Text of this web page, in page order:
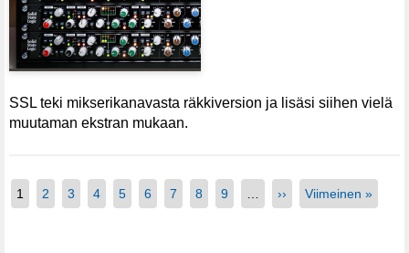
SSL teki mikserikanavasta räkkiversion ja lisäsi siihen vielä
muutaman ekstran mukaan.
1 2 3 4 5 6 7 8 9 ›› Viimeinen »